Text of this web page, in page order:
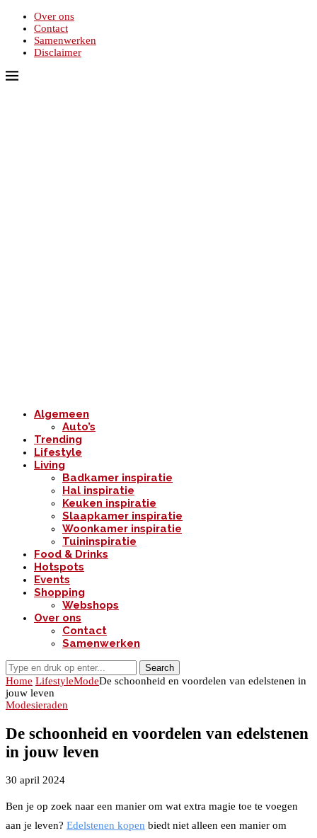
Over ons
Contact
Samenwerken
Disclaimer
Algemeen
Auto’s
Trending
Lifestyle
Living
Badkamer inspiratie
Hal inspiratie
Keuken inspiratie
Slaapkamer inspiratie
Woonkamer inspiratie
Tuininspiratie
Food & Drinks
Hotspots
Events
Shopping
Webshops
Over ons
Contact
Samenwerken
Search
Home LifestyleModeDe schoonheid en voordelen van edelstenen in
jouw leven
Modesieraden
De schoonheid en voordelen van edelstenen
in jouw leven
30 april 2024
Ben je op zoek naar een manier om wat extra magie toe te voegen
aan je leven? Edelstenen kopen biedt niet alleen een manier om